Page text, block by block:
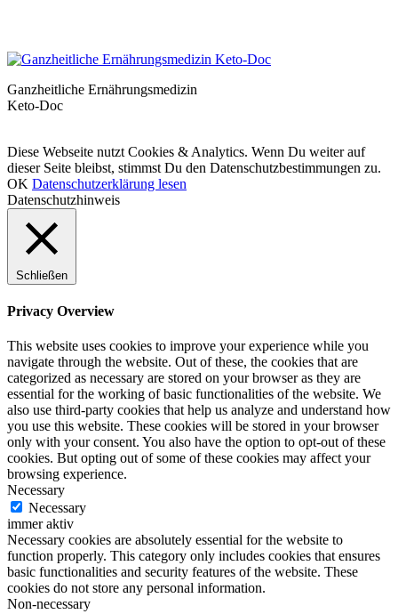
Ganzheitliche Ernährungsmedizin
Keto-Doc
Diese Webseite nutzt Cookies & Analytics. Wenn Du weiter auf
dieser Seite bleibst, stimmst Du den Datenschutzbestimmungen zu.
OK Datenschutzerklärung lesen
Datenschutzhinweis
Schließen
Privacy Overview
This website uses cookies to improve your experience while you
navigate through the website. Out of these, the cookies that are
categorized as necessary are stored on your browser as they are
essential for the working of basic functionalities of the website. We
also use third-party cookies that help us analyze and understand how
you use this website. These cookies will be stored in your browser
only with your consent. You also have the option to opt-out of these
cookies. But opting out of some of these cookies may affect your
browsing experience.
Necessary
Necessary
immer aktiv
Necessary cookies are absolutely essential for the website to
function properly. This category only includes cookies that ensures
basic functionalities and security features of the website. These
cookies do not store any personal information.
Non-necessary